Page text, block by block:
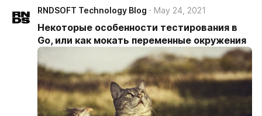
смело вносить изменения и не бояться при этом
сломать то, что есть.
RNDSOFT Technology Blog May 24, 2021
Некоторые особенности тестирования в
Go, или как мокать переменные окружения